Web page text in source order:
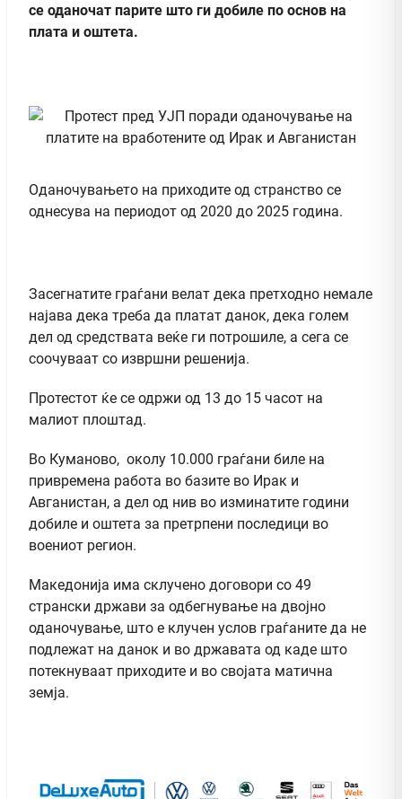
се оданочат парите што ги добиле по основ на
плата и оштета.
Оданочувањето на приходите од странство се
однесува на периодот од 2020 до 2025 година.
Засегнатите граѓани велат дека претходно немале
најава дека треба да платат данок, дека голем
дел од средствата веќе ги потрошиле, а сега се
соочуваат со извршни решенија.
Протестот ќе се одржи од 13 до 15 часот на
малиот плоштад.
Во Куманово, околу 10.000 граѓани биле на
привремена работа во базите во Ирак и
Авганистан, а дел од нив во изминатите години
добиле и оштета за претрпени последици во
воениот регион.
Македонија има склучено договори со 49
странски држави за одбегнување на двојно
оданочување, што е клучен услов граѓаните да не
подлежат на данок и во државата од каде што
потекнуваат приходите и во својата матична
земја.